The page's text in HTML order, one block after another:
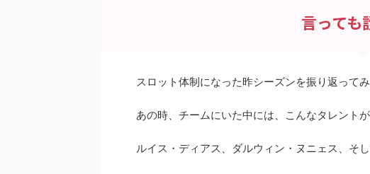
言っても
スロット体制になった昨シーズンを振り返ってみ
あの時、チームにいた中には、こんなタレントが
ルイス・ディアス、ダルウィン・ヌニェス、そ